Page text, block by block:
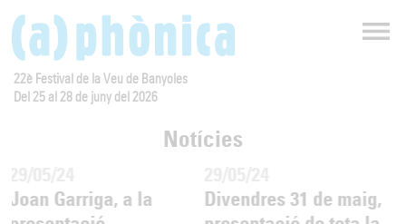
22è Festival de la Veu de Banyoles
Del 25 al 28 de juny del 2026
Notícies
Joan Garriga, a la
Divendres 31 de maig,